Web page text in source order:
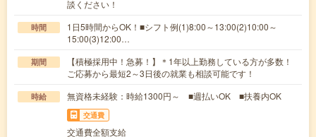
談ください！
時間
1日5時間からOK！■シフト例(1)8:00～13:00(2)10:00～
15:00(3)12:00…
期間
【積極採用中！急募！】＊1年以上勤務している方が多数！
ご応募から最短2～3日後の就業も相談可能です！
時給 無資格未経験：時給1300円～ ■週払いOK ■扶養内OK
交通費
交通費全額支給